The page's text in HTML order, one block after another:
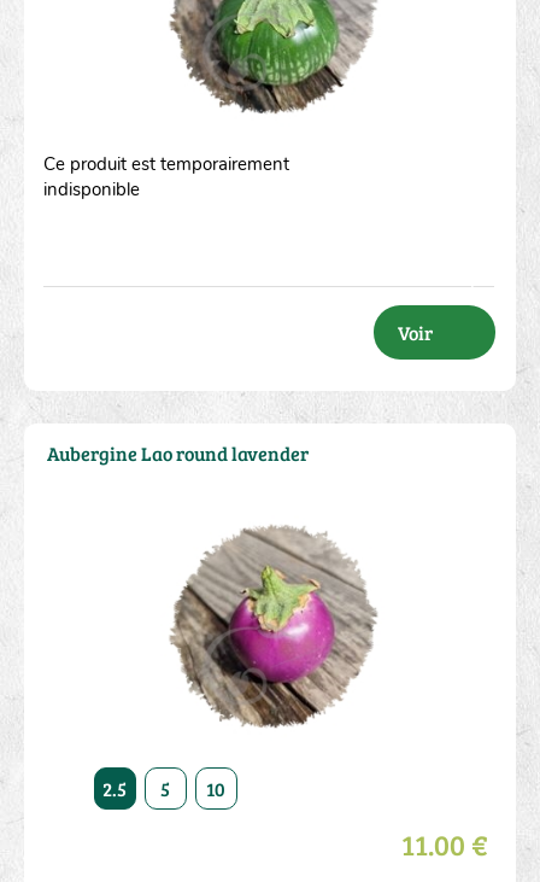
Ce produit est temporairement
indisponible
Voir
2.5 5 10
11.00 €
Aubergine Lao round lavender